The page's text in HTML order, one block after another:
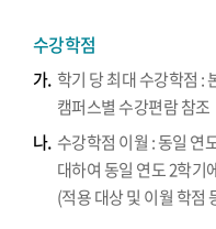
수강학점
가. 학기 당 최대 수강학점 :
캠퍼스별 수강편람 참조
나. 수강학점 이월 : 동일 연
대하여 동일 연도 2학기
(적용 대상 및 이월 학점